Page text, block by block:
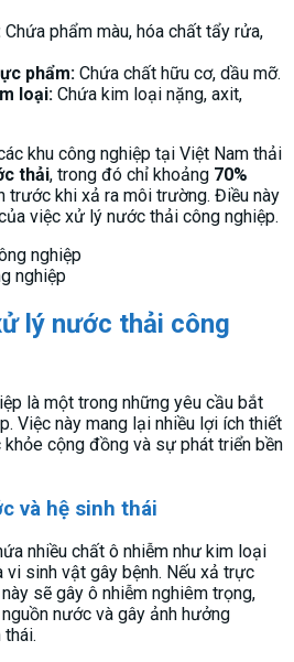
Chứa phẩm màu, hóa chất tẩy rửa,
phẩm: Chứa chất hữu cơ, dầu mỡ.
loại: Chứa kim loại nặng, axit,
khu công nghiệp tại Việt Nam thải
thải, trong đó chỉ khoảng 70%
khi xả ra môi trường. Điều này
việc xử lý nước thải công nghiệp.
nghiệp
lý nước thải công
là một trong những yêu cầu bắt
Việc này mang lại nhiều lợi ích thiết
cộng đồng và sự phát triển bền
và hệ sinh thái
nhiều chất ô nhiễm như kim loại
vi sinh vật gây bệnh. Nếu xả trực
sẽ gây ô nhiễm nghiêm trọng,
nước và gây ảnh hưởng